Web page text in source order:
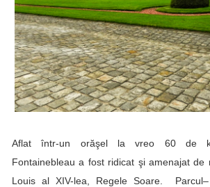
Aflat într-un orăşel la vreo 60 de
Fontainebleau a fost ridicat şi amenajat de
Louis al XIV-lea, Regele Soare.